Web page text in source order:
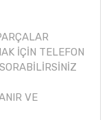
İÇİN TELEFON
VE